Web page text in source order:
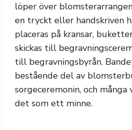
löper över
en tryckt eller handskriven
placeras på kransar,
skickas till
till begravningsbyrån.
bestående del av
sorgeceremonin, och
det som ett minne.